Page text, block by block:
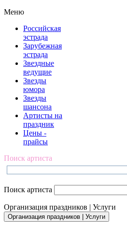
Меню
Российская
эстрада
Зарубежная
эстрада
Звездные
ведущие
Звезды
юмора
Звезды
шансона
Артисты на
праздник
Цены -
прайсы
Поиск артиста
Поиск артиста
Организация праздников | Услуги
Организация праздников | Услуги